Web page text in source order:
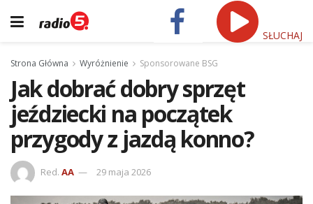
SŁUCHAJ
Strona Główna Wyróżnienie Sponsorowane BSG
Jak dobrać dobry sprzęt
jeździecki na początek
przygody z jazdą konno?
Red. AA 29 maja 2026